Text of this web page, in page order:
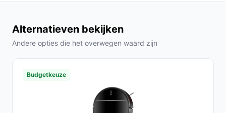
Alternatieven bekijken
Andere opties die het overwegen waard zijn
Budgetkeuze